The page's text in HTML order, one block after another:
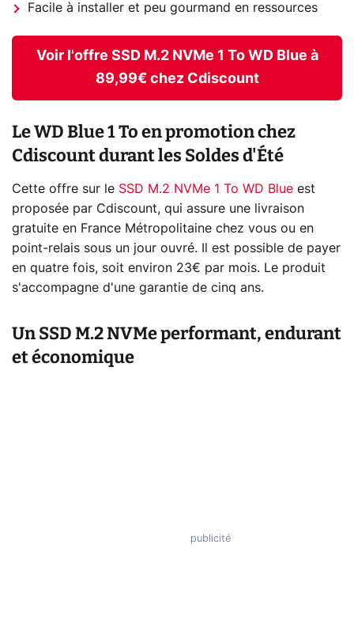
Facile à installer et peu gourmand en ressources
Voir l'offre SSD M.2 NVMe 1 To WD Blue à
89,99€ chez Cdiscount
Le WD Blue 1 To en promotion chez
Cdiscount durant les Soldes d'Été
Cette offre sur le SSD M.2 NVMe 1 To WD Blue est
proposée par Cdiscount, qui assure une livraison
gratuite en France Métropolitaine chez vous ou en
point-relais sous un jour ouvré. Il est possible de payer
en quatre fois, soit environ 23€ par mois. Le produit
s'accompagne d'une garantie de cinq ans.
Un SSD M.2 NVMe performant, endurant
et économique